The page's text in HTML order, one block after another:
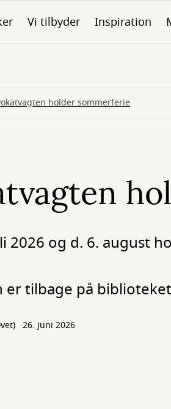
Vi tilbyder Inspiration
holder sommerferie
2026 og d. 6. august
tilbage på
26. juni 2026